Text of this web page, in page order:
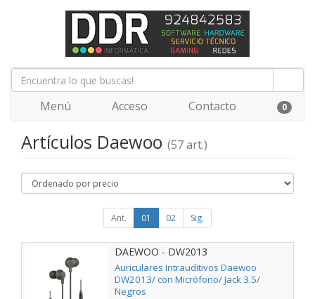
Menú Acceso Contacto 0
Artículos Daewoo (57 art.)
Ant. 01 02 Sig.
DAEWOO - DW2013
Auriculares Intrauditivos Daewoo
DW2013/ con Micrófono/ Jack 3.5/
Negros